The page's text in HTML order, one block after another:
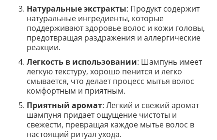
Натуральные экстракты: Продукт содержит
натуральные ингредиенты, которые
поддерживают здоровье волос и кожи головы,
предотвращая раздражения и аллергические
реакции.
Легкость в использовании: Шампунь имеет
легкую текстуру, хорошо пенится и легко
смывается, что делает процесс мытья волос
комфортным и приятным.
Приятный аромат: Легкий и свежий аромат
шампуня придает ощущение чистоты и
свежести, превращая каждое мытье волос в
настоящий ритуал ухода.